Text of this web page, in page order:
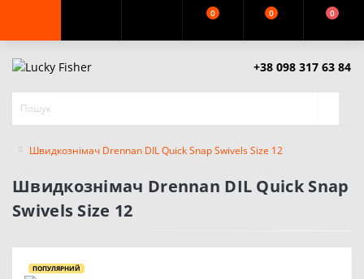
0 0 0
+38 098 317 63 84
Швидкознімач Drennan DIL Quick Snap Swivels Size 12
Швидкознімач Drennan DIL Quick Snap
Swivels Size 12
ПОПУЛЯРНИЙ